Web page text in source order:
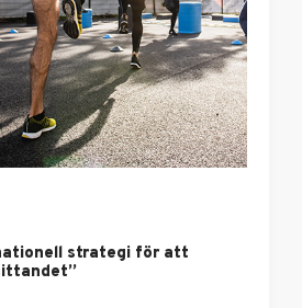
strategi för att